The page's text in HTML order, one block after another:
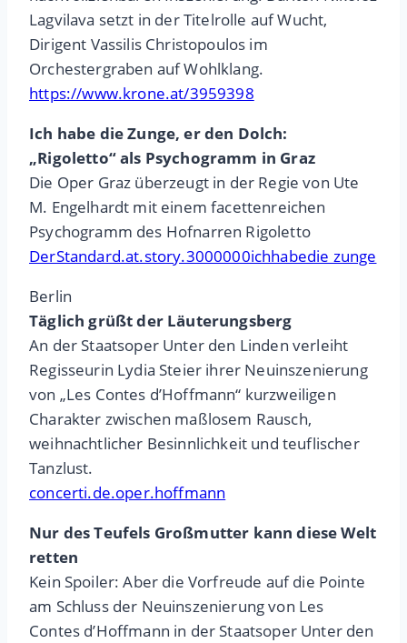
Lagvilava setzt in der Titelrolle auf Wucht,
Dirigent Vassilis Christopoulos im
Orchestergraben auf Wohlklang.
https://www.krone.at/3959398
Ich habe die Zunge, er den Dolch:
„Rigoletto“ als Psychogramm in Graz
Die Oper Graz überzeugt in der Regie von Ute
M. Engelhardt mit einem facettenreichen
Psychogramm des Hofnarren Rigoletto
DerStandard.at.story.3000000ichhabedie zunge
Berlin
Täglich grüßt der Läuterungsberg
An der Staatsoper Unter den Linden verleiht
Regisseurin Lydia Steier ihrer Neuinszenierung
von „Les Contes d’Hoffmann“ kurzweiligen
Charakter zwischen maßlosem Rausch,
weihnachtlicher Besinnlichkeit und teuflischer
Tanzlust.
concerti.de.oper.hoffmann
Nur des Teufels Großmutter kann diese Welt
retten
Kein Spoiler: Aber die Vorfreude auf die Pointe
am Schluss der Neuinszenierung von Les
Contes d’Hoffmann in der Staatsoper Unter den